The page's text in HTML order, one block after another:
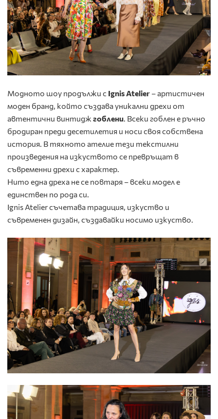
Модното шоу продължи с Ignis Atelier – артистичен
моден бранд, който създава уникални дрехи от
автентични винтидж гоблени. Всеки гоблен е ръчно
бродиран преди десетилетия и носи своя собствена
история. В тяхното ателие тези текстилни
произведения на изкуството се превръщат в
съвременни дрехи с характер.
Нито една дреха не се повтаря – всеки модел е
единствен по рода си.
Ignis Atelier съчетава традиция, изкуство и
съвременен дизайн, създавайки носимо изкуство.